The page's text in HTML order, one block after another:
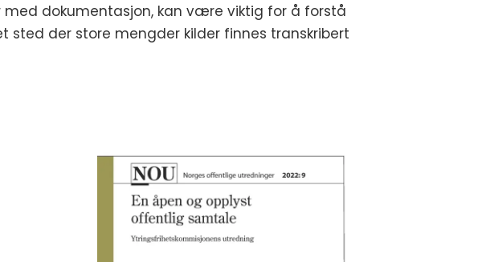
med dokumentasjon, kan være viktig for å forstå
sted der store mengder kilder finnes transkribert